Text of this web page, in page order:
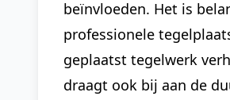
beïnvloeden. Het is
professionele
geplaatst tegelwerk
draagt ook bij aan de